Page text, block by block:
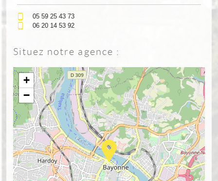
05 59 25 43 73
06 20 14 53 92
Situez notre agence :
+
−